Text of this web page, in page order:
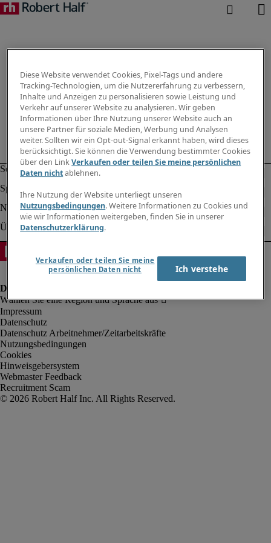
Impressum
Datenschutz
Datenschutz Arbeitnehmer/Zeitarbeitskräfte
Nutzungsbedingungen
Cookies
Hinweisgebersystem
Webmaster Feedback
Recruitment Scam
Diese Website verwendet Cookies, Pixel-Tags und andere
Tracking-Technologien, um die Nutzererfahrung zu verbessern,
Inhalte und Anzeigen zu personalisieren sowie Leistung und
Verkehr auf unserer Website zu analysieren. Wir geben
Informationen über Ihre Nutzung unserer Website auch an
unsere Partner für soziale Medien, Werbung und Analysen
weiter. Sollten wir ein Opt-out-Signal erkannt haben, wird dieses
berücksichtigt. Sie können die Verwendung bestimmter Cookies
über den LinkVerkaufen oder teilen Sie meine persönlichen
Daten nichtablehnen.
Ihre Nutzung der Website unterliegt unseren
Nutzungsbedingungen. Weitere Informationen zu Cookies und
wie wir Informationen weitergeben, finden Sie in unserer
Datenschutzerklärung.
Verkaufen oder teilen Sie meine
persönlichen Daten nicht
Ich verstehe